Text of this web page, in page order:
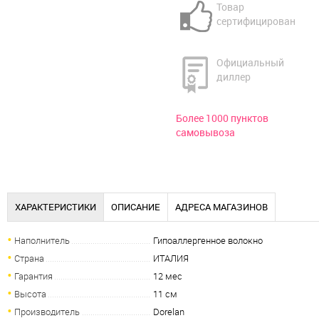
Товар
сертифицирован
Официальный
диллер
Более 1000 пунктов
самовывоза
ХАРАКТЕРИСТИКИ ОПИСАНИЕ АДРЕСА МАГАЗИНОВ
Наполнитель
Гипоаллергенное волокно
Страна
ИТАЛИЯ
Гарантия
12 мес
Высота
11 см
Производитель
Dorelan